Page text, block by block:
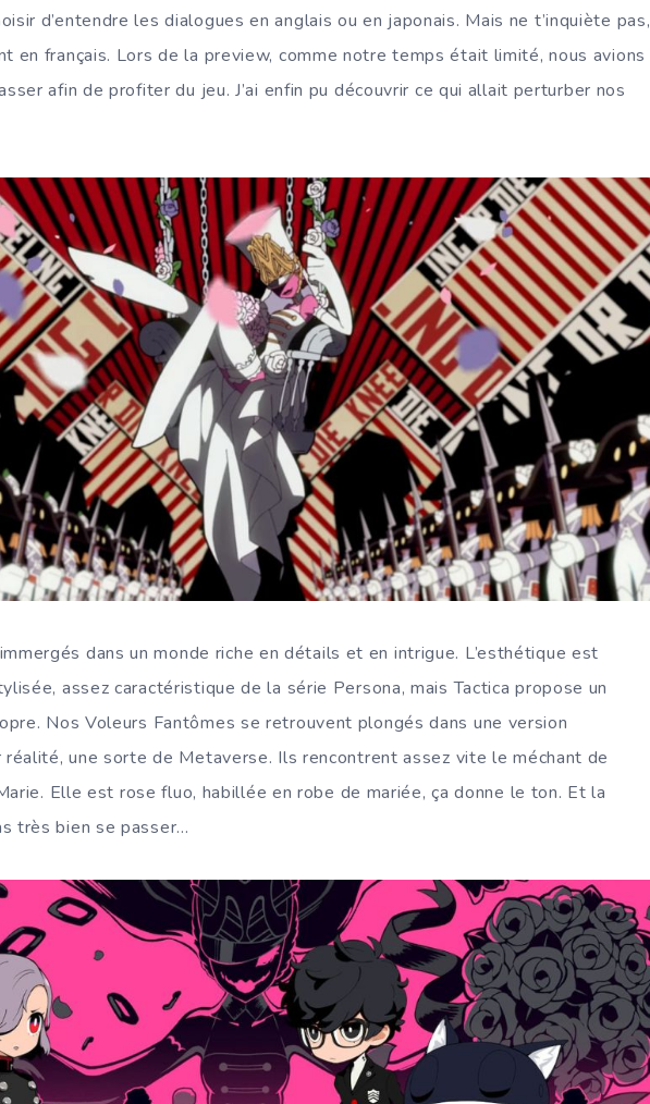
d’entendre les dialogues en anglais ou en japonais. Mais ne t’inquiète pas,
en français. Lors de la preview, comme notre temps était limité, nous avions
afin de profiter du jeu. J’ai enfin pu découvrir ce qui allait perturber nos
dans un monde riche en détails et en intrigue. L’esthétique est
assez caractéristique de la série Persona, mais Tactica propose un
Nos Voleurs Fantômes se retrouvent plongés dans une version
une sorte de Metaverse. Ils rencontrent assez vite le méchant de
Elle est rose fluo, habillée en robe de mariée, ça donne le ton. Et la
très bien se passer…